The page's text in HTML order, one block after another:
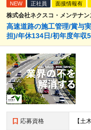
NEW 正社員 面接情報有
株式会社ネクスコ・メンテナ
高速道路の施工管理/賞与
担)/年休134日/初年度年収
応募資格